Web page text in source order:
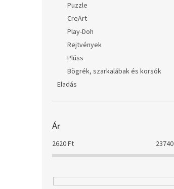
Puzzle
CreArt
Play-Doh
Rejtvények
Plüss
Bögrék, szarkalábak és korsók
Eladás
Ár
2620Ft 23740